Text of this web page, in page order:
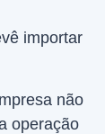
importar
não
operação